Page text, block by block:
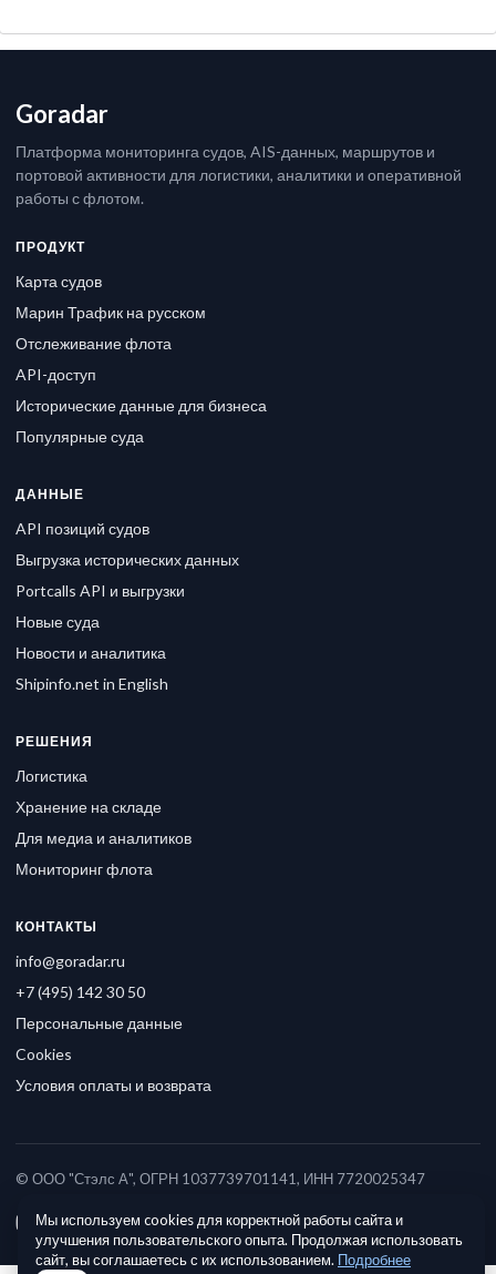
Goradar
Платформа мониторинга судов, AIS-данных, маршрутов и
портовой активности для логистики, аналитики и оперативной
работы с флотом.
ПРОДУКТ
Карта судов
Марин Трафик на русском
Отслеживание флота
API-доступ
Исторические данные для бизнеса
Популярные суда
ДАННЫЕ
API позиций судов
Выгрузка исторических данных
Portcalls API и выгрузки
Новые суда
Новости и аналитика
Shipinfo.net in English
РЕШЕНИЯ
Логистика
Хранение на складе
Для медиа и аналитиков
Мониторинг флота
КОНТАКТЫ
info@goradar.ru
+7 (495) 142 30 50
Персональные данные
Cookies
Условия оплаты и возврата
© ООО "Стэлс А", ОГРН 1037739701141, ИНН 7720025347
Мы используем cookies для корректной работы сайта и
улучшения пользовательского опыта. Продолжая использовать
сайт, вы соглашаетесь с их использованием. Подробнее